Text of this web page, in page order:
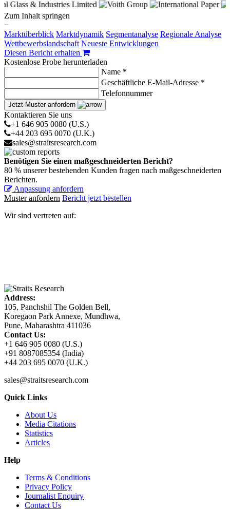
Zum Inhalt springen
−
Marktüberblick Marktdynamik Segmentanalyse Regionale Analyse
Wettbewerbslandschaft Neueste Entwicklungen
Diesen Bericht erhalten
Kostenlose Probe herunterladen
Name *
Geschäftliche E-Mail-Adresse *
Telefonnummer
Jetzt Muster anfordern
Kontaktieren Sie uns
+1 646 905 0080 (U.S.)
+44 203 695 0070 (U.K.)
sales@straitsresearch.com
Benötigen Sie einen maßgeschneiderten Bericht?
80 % unserer bestehenden Kunden fragen nach maßgeschneiderten
Berichten.
Anpassung anfordern
Muster anfordern Bericht jetzt bestellen
Wir sind vertreten auf:
Address:
105, Panchshil The Golden Bell,
Koregaon Park Annexe, Mundhwa,
Pune, Maharashtra 411036
Contact Us:
+1 646 905 0080 (U.S.)
+91 8087085354 (India)
+44 203 695 0070 (U.K.)
sales@straitsresearch.com
Quick Links
About Us
Media Citations
Statistics
Articles
Help
Terms & Conditions
Privacy Policy
Journalist Enquiry
Contact Us